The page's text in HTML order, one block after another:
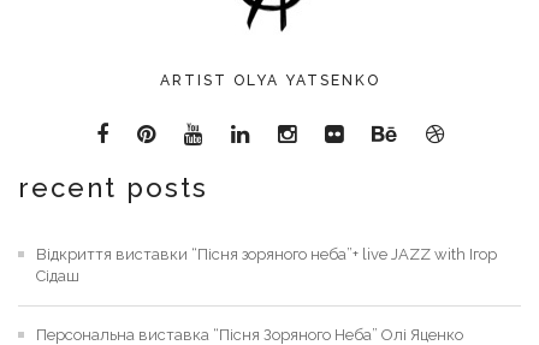
ARTIST OLYA YATSENKO
recent posts
Відкриття виставки “Пісня зоряного неба”+ live JAZZ with Ігор
Сідаш
Персональна виставка “Пісня Зоряного Неба” Олі Яценко